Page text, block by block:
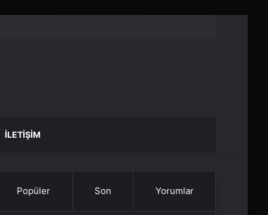
İLETIŞIM
Popüler Son Yorumlar